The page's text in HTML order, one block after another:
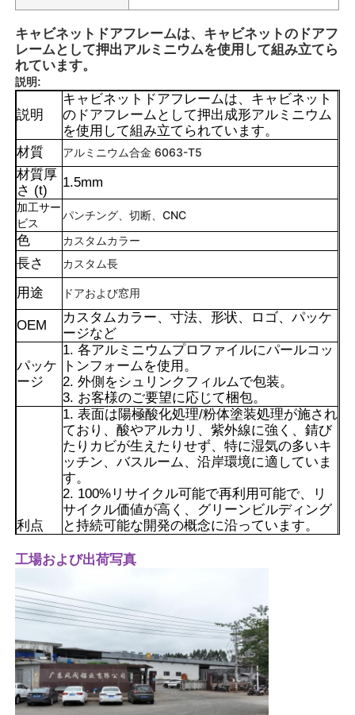
家
製品
私たちについて
キャビネットドアフレームは、キャビネットのドアフ
レームとして押出アルミニウムを使用して組み立てら
れています。
説明:
説明
キャビネットドアフレームは、キャビネット
のドアフレームとして押出成形アルミニウム
を使用して組み立てられています。
材質
アルミニウム合金 6063-T5
材質厚
さ (t)
1.5mm
加工サー
ビス
パンチング、切断、CNC
色 カスタムカラー
長さ カスタム長
用途 ドアおよび窓用
OEM
カスタムカラー、寸法、形状、ロゴ、パッケ
ージなど
パッケ
ージ
1. 各アルミニウムプロファイルにパールコッ
トンフォームを使用。
2. 外側をシュリンクフィルムで包装。
3. お客様のご要望に応じて梱包。
利点
1. 表面は陽極酸化処理/粉体塗装処理が施され
ており、酸やアルカリ、紫外線に強く、錆び
たりカビが生えたりせず、特に湿気の多いキ
ッチン、バスルーム、沿岸環境に適していま
す。
2. 100%リサイクル可能で再利用可能で、リ
サイクル価値が高く、グリーンビルディング
と持続可能な開発の概念に沿っています。
ません。輸送と設置の労力が少なく、引張強
4. 複数の表面処理をカスタマイズでき、絶妙
な質感があります。様々なモダンでミニマリ
ストな装飾スタイルに適しています。
工場および出荷写真